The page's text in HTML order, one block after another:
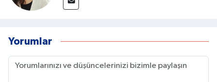
Yorumlar